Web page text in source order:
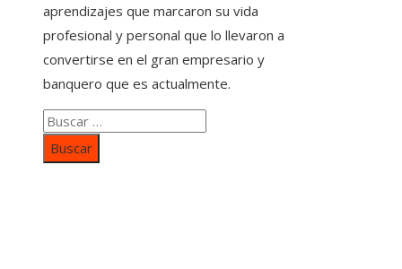
aprendizajes que marcaron su vida
profesional y personal que lo llevaron a
convertirse en el gran empresario y
banquero que es actualmente.
Buscar: